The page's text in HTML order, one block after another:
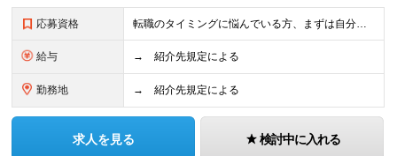
応募資格 転職のタイミングに悩んでいる方、まずは自分の選択肢を知りたい方など、まだ本格的な転職活動を始めていない方もぜひご相談ください。 【活かせる経験・スキル】 メリット3 応募書類・面接にプロのアドバ
給与 → 紹介先規定による
勤務地 → 紹介先規定による
求人を見る 検討中に入れる